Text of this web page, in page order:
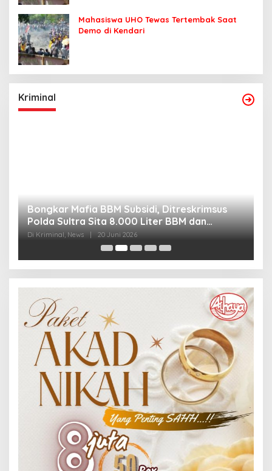
Mahasiswa UHO Tewas Tertembak Saat
Demo di Kendari
Kriminal
Bongkar Mafia BBM Subsidi, Ditreskrimsus
Polda Sultra Sita 8.000 Liter BBM dan
Ringkus 3 Tersangka
Di Kriminal, News 20 Juni 2026